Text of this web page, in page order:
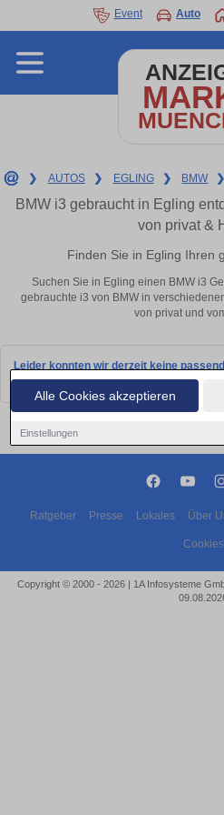
Alle Cookies akzeptieren
Einstellungen
Event Auto
❯ AUTOS ❯ EGLING ❯ BMW ❯
BMW i3 gebraucht in Egling
von privat &
Finden Sie in Egling Ihren
Suchen Sie in Egling einen BMW i3
gebrauchte i3 von BMW in
von privat und
Leider konnten wir derzeit keine
bald wieder vorbei!
Ratgeber Presse Lokales Über
Cookies
Copyright © 2000 - 2026 | 1A Infosysteme